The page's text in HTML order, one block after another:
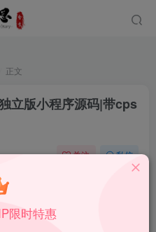
正文
立版小程序源码|带cps
关注 私信
限时特惠